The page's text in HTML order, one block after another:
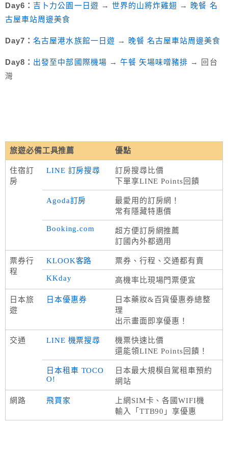
Day6： 吉卜力公園一日遊 → 世界的山將炸雞翅 → 晚餐 名
古屋車站周邊美食
Day7：名古屋港水族館一日遊 → 晚餐 名古屋車站周邊美食
Day8： 出發至中部國際機場 → 午餐 矢場味噌豬排 → 回台
灣
旅遊必備工具推薦 優點
住宿訂
房
LINE 訂房搜尋
訂房搜尋比價
下單享LINE Points回饋
Agoda訂房
最愛用的訂房網！
常有隱藏特惠價
Booking.com
超方便訂房網推薦
訂國內外都適用
票券行
程
KLOOK客路 票券、行程、交通都有賣
KKday 高機率比現場門票便宜
日本旅
遊
日本優惠券
日本藥妝&百貨優惠券總整
理
出示畫面即享優惠！
交通 LINE 機票搜尋
機票快速比價
還能領LINE Points回饋！
日本租車 TOCO
O!
日本最大規模自駕租車預約
網站
網路 飛買家
上網SIM卡、各國WIFI機
輸入「TTB90」享優惠